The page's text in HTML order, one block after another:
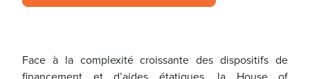
Face à la complexité croissante des dispositifs de